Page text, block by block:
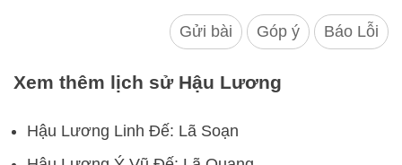
Gửi bài Góp ý Báo Lỗi
Xem thêm lịch sử Hậu Lương
Hậu Lương Linh Đế: Lã Soạn